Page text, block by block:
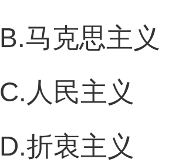
B.马克思主义
C.人民主义
D.折衷主义